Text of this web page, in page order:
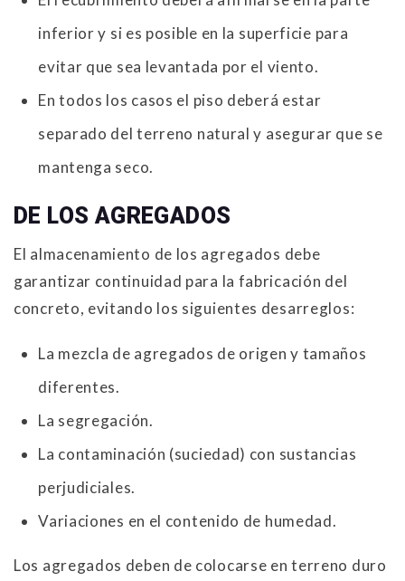
inferior y si es posible en la superficie para
evitar que sea levantada por el viento.
En todos los casos el piso deberá estar
separado del terreno natural y asegurar que se
mantenga seco.
DE LOS AGREGADOS
El almacenamiento de los agregados debe
garantizar continuidad para la fabricación del
concreto, evitando los siguientes desarreglos:
La mezcla de agregados de origen y tamaños
diferentes.
La segregación.
La contaminación (suciedad) con sustancias
perjudiciales.
Variaciones en el contenido de humedad.
Los agregados deben de colocarse en terreno duro